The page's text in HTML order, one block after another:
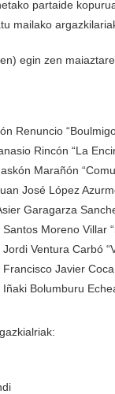
partaide
mailako
egin zen
Renuncio
Rincón “La
Marañón
José López
Garagarza
Moreno Villar
Ventura Carbó
Javier Coca
Bolumburu